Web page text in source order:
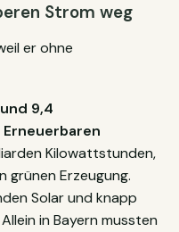
Strom weg
er ohne
9,4
Kilowattstunden,
grünen Erzeugung.
Solar und knapp
in Bayern mussten